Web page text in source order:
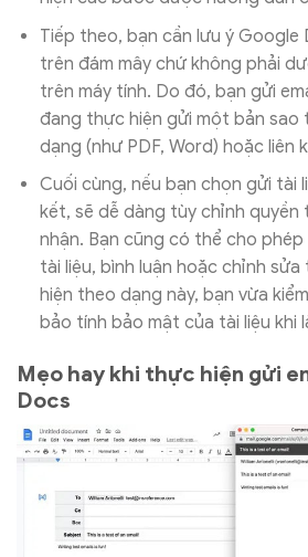
Tiếp theo, bạn cần lưu ý Google
trên đám mây chứ không phải
trên máy tính. Do đó, bạn gửi
đang thực hiện gửi một bản sao
dạng (như PDF, Word) hoặc liên
Cuối cùng, nếu bạn chọn gửi tài
kết, sẽ dễ dàng tùy chỉnh
nhận. Bạn cũng có thể cho
tài liệu, bình luận hoặc chỉnh
hiện theo dạng này, bạn vừa
bảo tính bảo mật của tài liệu khi
Mẹo hay khi thực hiện gửi
Docs